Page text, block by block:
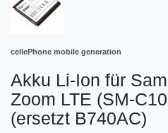
cellePhone mobile generation
Akku Li-Ion für
Zoom LTE (SM-
(ersetzt B740AC)